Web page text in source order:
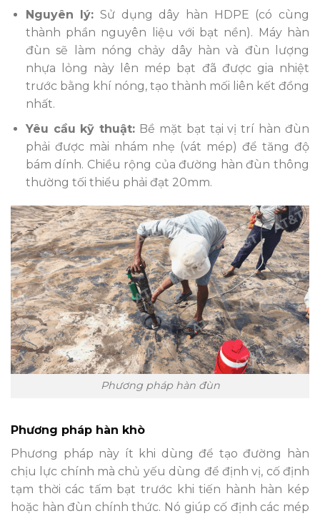
Nguyên lý: Sử dụng dây hàn HDPE (có cùng
thành phần nguyên liệu với bạt nền). Máy hàn
đùn sẽ làm nóng chảy dây hàn và đùn lượng
nhựa lỏng này lên mép bạt đã được gia nhiệt
trước bằng khí nóng, tạo thành mối liên kết đồng
nhất.
Yêu cầu kỹ thuật: Bề mặt bạt tại vị trí hàn đùn
phải được mài nhám nhẹ (vát mép) để tăng độ
bám dính. Chiều rộng của đường hàn đùn thông
thường tối thiểu phải đạt 20mm.
Phương pháp hàn đùn
Phương pháp hàn khò
Phương pháp này ít khi dùng để tạo đường hàn
chịu lực chính mà chủ yếu dùng để định vị, cố định
tạm thời các tấm bạt trước khi tiến hành hàn kép
hoặc hàn đùn chính thức. Nó giúp cố định các mép